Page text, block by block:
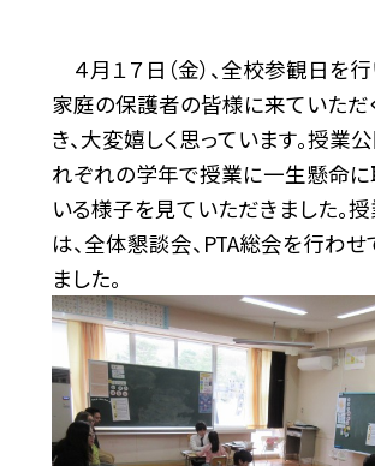
４月１７日（金）、全校参観日を
家庭の保護者の皆様に来ていただ
き、大変嬉しく思っています。授業
れぞれの学年で授業に一生懸命に
いる様子を見ていただきました。
は、全体懇談会、PTA総会を行わ
ました。